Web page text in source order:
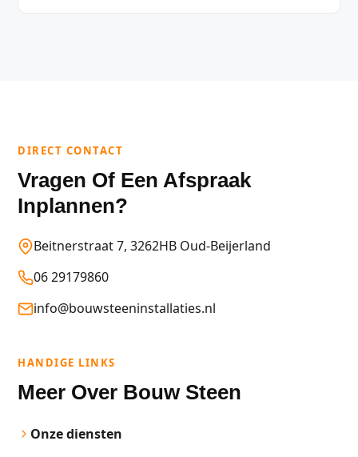
DIRECT CONTACT
Vragen Of Een Afspraak
Inplannen?
Beitnerstraat 7, 3262HB Oud-Beijerland
06 29179860
info@bouwsteeninstallaties.nl
HANDIGE LINKS
Meer Over Bouw Steen
Onze diensten